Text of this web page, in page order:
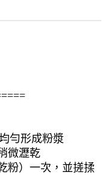
勻形成粉漿
微瀝乾
粉）一次，並搓揉